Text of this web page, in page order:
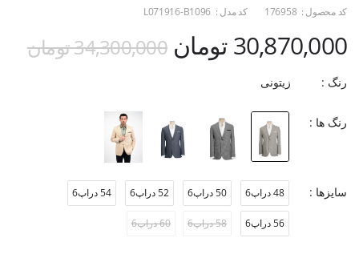
کد محصول : 176958 کد مدل : L071916-B1096
30,870,000 تومان 34,300,000 تومان
رنگ : زیتونی
رنگ ها :
سایزها : 48 دراپ6 50 دراپ6 52 دراپ6 54 دراپ6
56 دراپ6 58 دراپ6 60 دراپ6